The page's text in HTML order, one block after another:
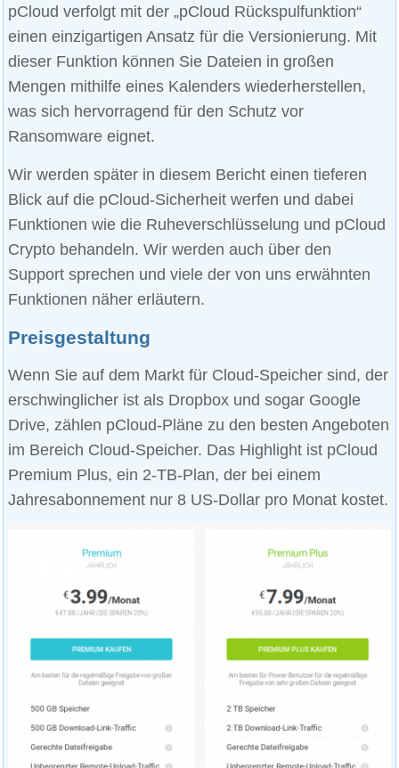
pCloud verfolgt mit der „pCloud Rückspulfunktion“
einen einzigartigen Ansatz für die Versionierung. Mit
dieser Funktion können Sie Dateien in großen
Mengen mithilfe eines Kalenders wiederherstellen,
was sich hervorragend für den Schutz vor
Ransomware eignet.
Wir werden später in diesem Bericht einen tieferen
Blick auf die pCloud-Sicherheit werfen und dabei
Funktionen wie die Ruheverschlüsselung und pCloud
Crypto behandeln. Wir werden auch über den
Support sprechen und viele der von uns erwähnten
Funktionen näher erläutern.
Preisgestaltung
Wenn Sie auf dem Markt für Cloud-Speicher sind, der
erschwinglicher ist als Dropbox und sogar Google
Drive, zählen pCloud-Pläne zu den besten Angeboten
im Bereich Cloud-Speicher. Das Highlight ist pCloud
Premium Plus, ein 2-TB-Plan, der bei einem
Jahresabonnement nur 8 US-Dollar pro Monat kostet.